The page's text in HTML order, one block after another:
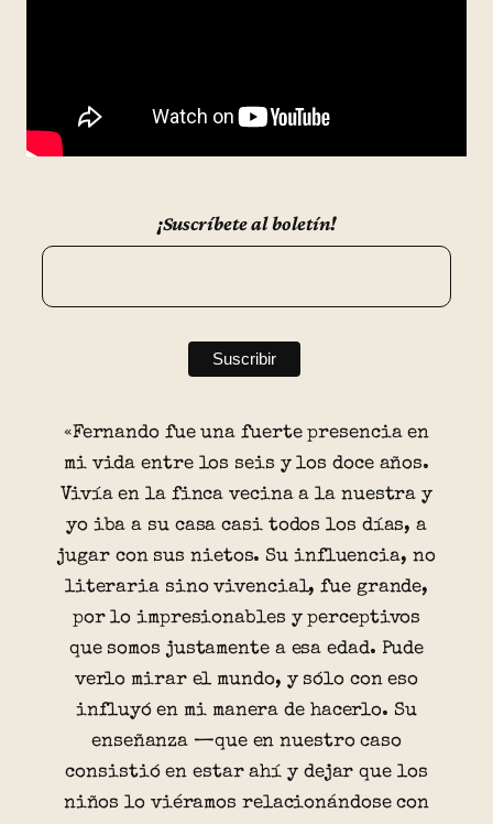
¡Suscríbete al boletín!
«Fernando fue una fuerte presencia en
mi vida entre los seis y los doce años.
Vivía en la finca vecina a la nuestra y
yo iba a su casa casi todos los días, a
jugar con sus nietos. Su influencia, no
literaria sino vivencial, fue grande,
por lo impresionables y perceptivos
que somos justamente a esa edad. Pude
verlo mirar el mundo, y sólo con eso
influyó en mi manera de hacerlo. Su
enseñanza —que en nuestro caso
consistió en estar ahí y dejar que los
niños lo viéramos relacionándose con